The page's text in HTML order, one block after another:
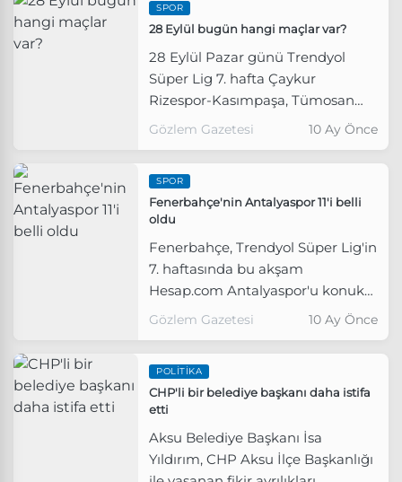
SPOR
28 Eylül bugün hangi maçlar var?
28 Eylül Pazar günü Trendyol
Süper Lig 7. hafta Çaykur
Rizespor-Kasımpaşa, Tümosan
Konyaspor-RAMS Başakşehir,
Kayserispor-Gençlerbirliği maçları
oynanacak.
Gözlem Gazetesi 10 Ay Önce
SPOR
Fenerbahçe'nin Antalyaspor 11'i belli
oldu
Fenerbahçe, Trendyol Süper Lig'in
7. haftasında bu akşam
Hesap.com Antalyaspor'u konuk
edecek.
Gözlem Gazetesi 10 Ay Önce
POLITIKA
CHP'li bir belediye başkanı daha istifa
etti
Aksu Belediye Başkanı İsa
Yıldırım, CHP Aksu İlçe Başkanlığı